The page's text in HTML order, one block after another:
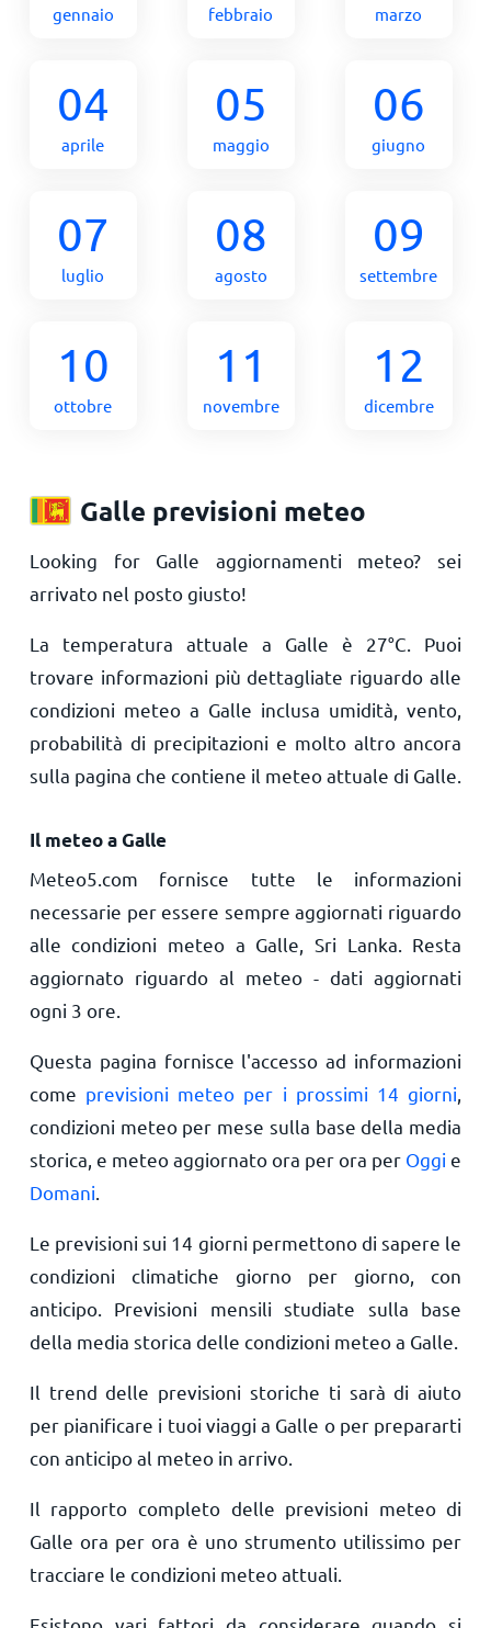
gennaio febbraio marzo
04
aprile
05
maggio
06
giugno
07
luglio
08
agosto
09
settembre
10
ottobre
11
novembre
12
dicembre
Galle previsioni meteo
Looking for Galle aggiornamenti meteo? sei
arrivato nel posto giusto!
La temperatura attuale a Galle è 27°C . Puoi
trovare informazioni più dettagliate riguardo alle
condizioni meteo a Galle inclusa umidità, vento,
probabilità di precipitazioni e molto altro ancora
sulla pagina che contiene il meteo attuale di Galle.
Il meteo a Galle
Meteo5.com fornisce tutte le informazioni
necessarie per essere sempre aggiornati riguardo
alle condizioni meteo a Galle, Sri Lanka. Resta
aggiornato riguardo al meteo - dati aggiornati
ogni 3 ore.
Questa pagina fornisce l'accesso ad informazioni
come previsioni meteo per i prossimi 14 giorni
condizioni meteo per mese sulla base della media
storica, e meteo aggiornato ora per ora per Oggi e
Domani
Le previsioni sui 14 giorni permettono di sapere le
condizioni climatiche giorno per giorno, con
anticipo. Previsioni mensili studiate sulla base
della media storica delle condizioni meteo a Galle.
Il trend delle previsioni storiche ti sarà di aiuto
per pianificare i tuoi viaggi a Galle o per prepararti
con anticipo al meteo in arrivo.
Il rapporto completo delle previsioni meteo di
Galle ora per ora è uno strumento utilissimo per
tracciare le condizioni meteo attuali.